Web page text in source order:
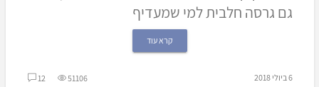
גם גרסה חלבית למי שמעדיף
קרא עוד
6 ביולי 2018 51106
12